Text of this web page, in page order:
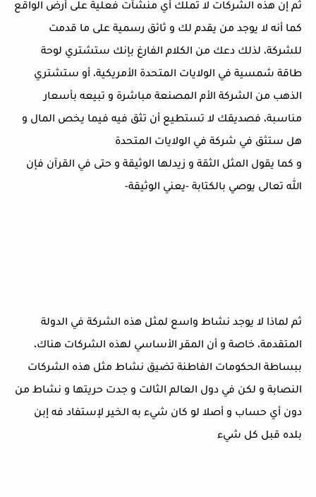
ثم إن هذه الشركات لا تملك أي منشآت فعلية على أرض الواقع
كما أنه لا يوجد من يقدم لك و ثائق رسمية على ما قدمت
للشركة، لذلك دعك من الكلام الفارغ بإنك ستشتري لوحة
طاقة شمسية في الولايات المتحدة الأمريكية، أو ستشتري
الذهب من الشركة الأم المصنعة مباشرة و تبيعه بأسعار
مناسبة، فصديقك لا تستطيع أن تثق فيه فيما يخص المال و
هل ستثق في شركة في الولايات المتحدة
و كما يقول المثل الثقة و زيدلها الوثيقة و حتى في القرآن فإن
الله تعالى يوصي بالكتابة -يعني الوثيقة-
ثم لماذا لا يوجد نشاط واسع لمثل هذه الشركة في الدولة
المتقدمة، خاصة و أن المقر الأساسي لهذه الشركات هناك،
ببساطة الحكومات الفاطنة تضيق نشاط مثل هذه الشركات
النصابة و لكن في دول العالم الثالت و جدت حريتها و نشاط من
دون أي حساب و أصلا لو كان شيء به الخير لإستفاد فه إبن
بلده قبل كل شيء